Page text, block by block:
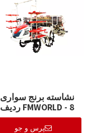
نشاسته برنج سواری
FMWORLD - 8 ردیف
(2ZGF-8F)
پرس و جو